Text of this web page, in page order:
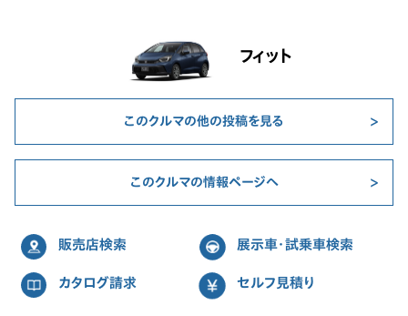
フィット
このクルマの他の投稿を見る
このクルマの情報ページへ
販売店検索 展示車・試乗車検索
カタログ請求 セルフ見積り